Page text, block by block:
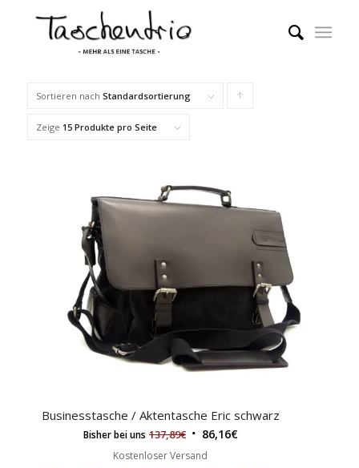
Sortieren nach Standardsortierung
in
aufsteigender
Reihenfolge
sortieren
Zeige 15 Produkte pro Seite
Businesstasche / Aktentasche Eric schwarz
Bisher bei uns 137,89€ 86,16€
Kostenloser Versand